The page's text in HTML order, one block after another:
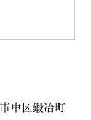
中区鍛冶町